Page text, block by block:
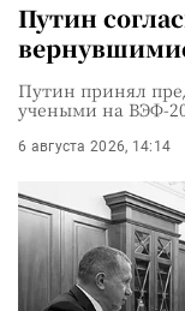
Путин
Путин принял
учеными на ВЭФ-
6 августа 2026, 14:14